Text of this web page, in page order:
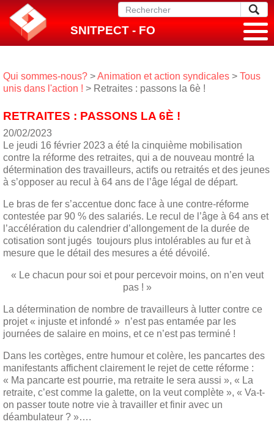
SNITPECT - FO
Qui sommes-nous? >Animation et action syndicales > Tous
unis dans l'action ! > Retraites : passons la 6è !
RETRAITES : PASSONS LA 6È !
20/02/2023
Le jeudi 16 février 2023 a été la cinquième mobilisation
contre la réforme des retraites, qui a de nouveau montré la
détermination des travailleurs, actifs ou retraités et des jeunes
à s’opposer au recul à 64 ans de l’âge légal de départ.
Le bras de fer s’accentue donc face à une contre-réforme
contestée par 90 % des salariés. Le recul de l’âge à 64 ans et
l’accélération du calendrier d’allongement de la durée de
cotisation sont jugés toujours plus intolérables au fur et à
mesure que le détail des mesures a été dévoilé.
« Le chacun pour soi et pour percevoir moins, on n’en veut
pas ! »
La détermination de nombre de travailleurs à lutter contre ce
projet « injuste et infondé » n’est pas entamée par les
journées de salaire en moins, et ce n’est pas terminé !
Dans les cortèges, entre humour et colère, les pancartes des
manifestants affichent clairement le rejet de cette réforme :
« Ma pancarte est pourrie, ma retraite le sera aussi », « La
retraite, c’est comme la galette, on la veut complète », « Va-t-
on passer toute notre vie à travailler et finir avec un
déambulateur ? »….